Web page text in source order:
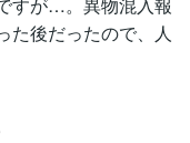
た後だったので、人